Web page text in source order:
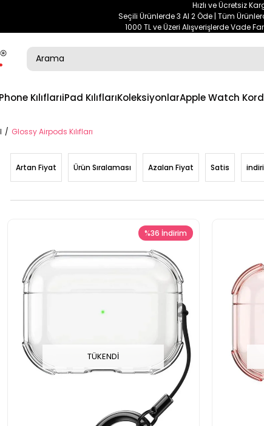
Hızlı ve Ücretsiz
Seçili Ürünlerde 3 Al 2 Öde | Tüm
1000 TL ve Üzeri Alışverişlerde Vade
KılıflarıiPad KılıflarıKoleksiyonlarApple Watch
Glossy Airpods Kılıfları
Artan Fiyat Ürün Sıralaması Azalan Fiyat Satis
TÜKENDI
%36 İndirim